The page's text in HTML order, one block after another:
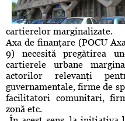
cartierelor marginalizate.
Axa de finanţare (POCU
9) necesită pregătirea
cartierele urbane
actorilor relevanţi
guvernamentale, firme de
facilitatori comunitari,
zonă etc.